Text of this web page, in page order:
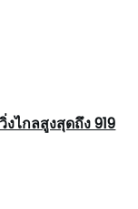
ไกลสูงสุดถึง 919